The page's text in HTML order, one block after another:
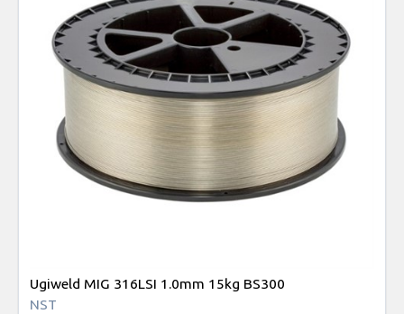
Ugiweld MIG 316LSI 1.0mm 15kg BS300
NST